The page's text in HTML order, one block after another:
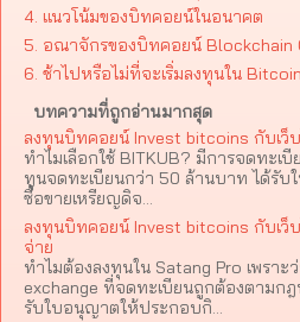
4. แนวโน้มของบิทคอยน์ในอนาคต
5. อณาจักรของบิทคอยน์ Blockchain
6. ช้าไปหรือไม่ที่จะเริ่มลงทุนใน
บทความที่ถูกอ่านมากสุด
ลงทุนบิทคอยน์ Invest bitcoins กับเว็
ทำไมเลือกใช้ BITKUB? มีการจดทะ
ทุนจดทะเบียนกว่า 50 ล้านบาท ได้รั
ซื้อขายเหรียญดิจ...
ลงทุนบิทคอยน์ Invest bitcoins กับเว็
จ่าย
ทำไมต้องลงทุนใน Satang Pro เพราะ
exchange ที่จดทะเบียนถูกต้องตามก
รับใบอนุญาตให้ประกอบกิ...